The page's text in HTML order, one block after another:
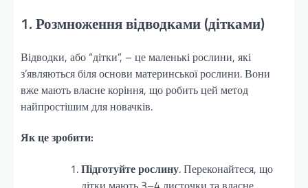
1. Розмноження відводками (дітками)
Відводки, або “дітки”, – це маленькі рослини, які
з’являються біля основи материнської рослини. Вони
вже мають власне коріння, що робить цей метод
найпростішим для новачків.
Як це зробити:
Підготуйте рослину. Переконайтеся, що